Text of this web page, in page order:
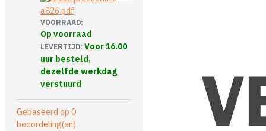
VOORRAAD:
Op voorraad
LEVERTIJD: Voor 16.00
uur besteld,
dezelfde werkdag
verstuurd
Gebaseerd op 0
beoordeling(en).